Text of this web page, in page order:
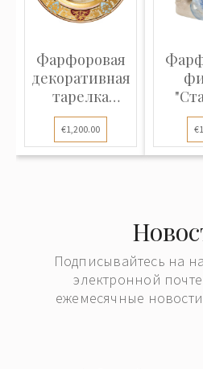
Фарфоровая
декоративная
тарелка
"Мадам
Рекамь...
€1,200.00
Подписывайтесь на
электронной
ежемесячные